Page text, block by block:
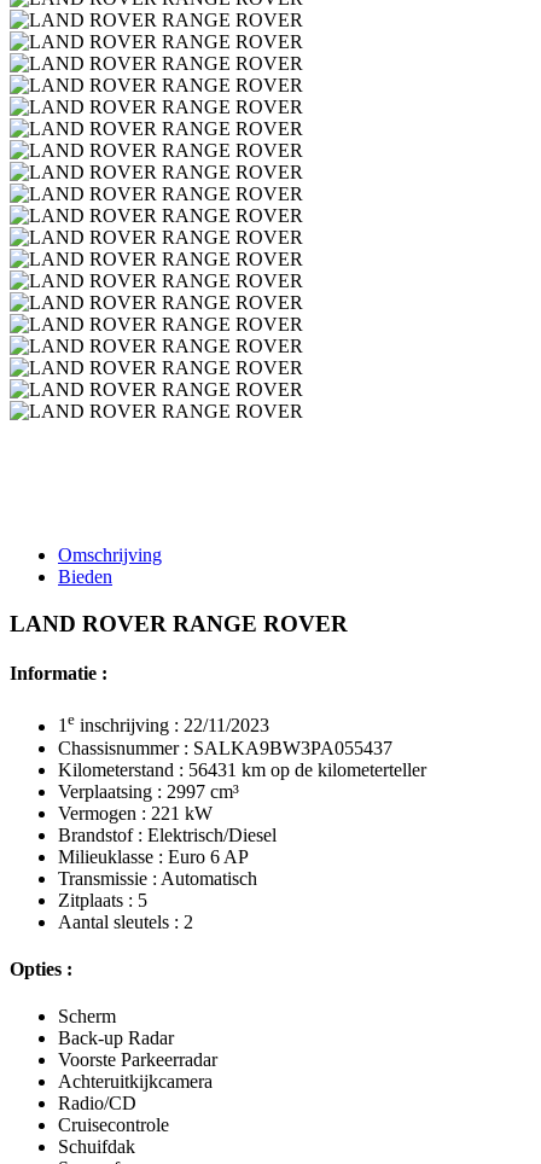
Omschrijving
Bieden
LAND ROVER RANGE ROVER
Informatie :
1e inschrijving : 22/11/2023
Chassisnummer : SALKA9BW3PA055437
Kilometerstand : 56431 km op de kilometerteller
Verplaatsing : 2997 cm³
Vermogen : 221 kW
Brandstof : Elektrisch/Diesel
Milieuklasse : Euro 6 AP
Transmissie : Automatisch
Zitplaats : 5
Aantal sleutels : 2
Opties :
Scherm
Back-up Radar
Voorste Parkeerradar
Achteruitkijkcamera
Radio/CD
Cruisecontrole
Schuifdak